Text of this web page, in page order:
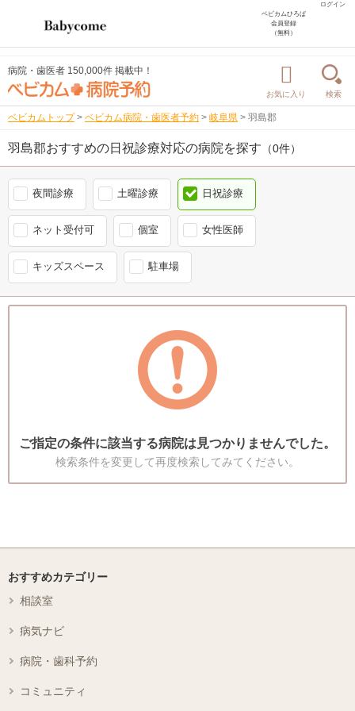
ログイン
ベビカムひろば
会員登録
（無料）
病院・歯医者 150,000件 掲載中！
お気に入り 検索
ベビカムトップ > ベビカム病院・歯医者予約 > 岐阜県 > 羽島郡
羽島郡おすすめの日祝診療対応の病院を探す （0件）
夜間診療 土曜診療 日祝診療
ネット受付可 個室 女性医師
キッズスペース 駐車場
ご指定の条件に該当する病院は見つかりませんでした。
検索条件を変更して再度検索してみてください。
おすすめカテゴリー
相談室
病気ナビ
病院・歯科予約
コミュニティ